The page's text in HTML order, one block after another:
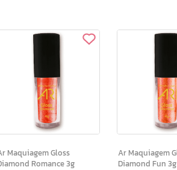
Maquiagem Gloss
Romance 3g
Ar Maquiagem Gloss
Diamond Fun 3g